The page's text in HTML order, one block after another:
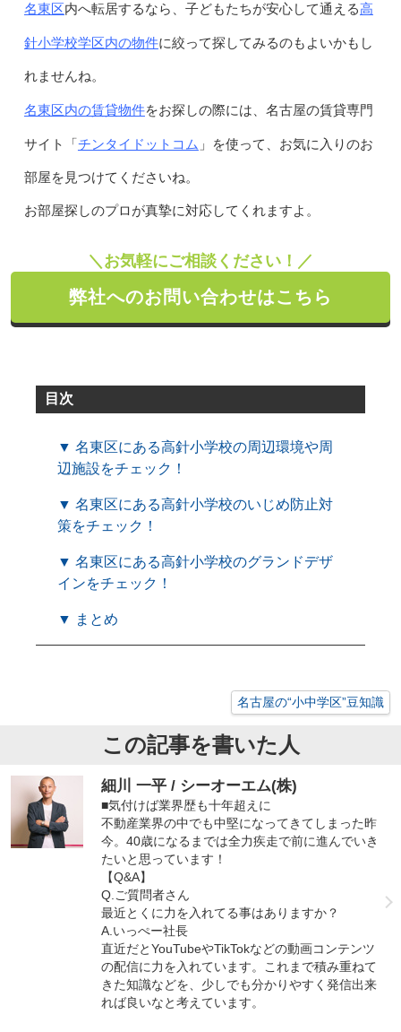
名東区内へ転居するなら、子どもたちが安心して通える高
針小学校学区内の物件に絞って探してみるのもよいかもし
れませんね。
名東区内の賃貸物件をお探しの際には、名古屋の賃貸専門
サイト「 チンタイドットコム 」を使って、お気に入りのお
部屋を見つけてくださいね。
お部屋探しのプロが真摯に対応してくれますよ。
＼お気軽にご相談ください！／
弊社へのお問い合わせはこちら
目次
▼ 名東区にある高針小学校の周辺環境や周
辺施設をチェック！
▼ 名東区にある高針小学校のいじめ防止対
策をチェック！
▼ 名東区にある高針小学校のグランドデザ
インをチェック！
▼ まとめ
名古屋の“小中学区”豆知識
この記事を書いた人
細川 一平 / シーオーエム(株)
■気付けば業界歴も十年超えに
不動産業界の中でも中堅になってきてしまった昨
今。40歳になるまでは全力疾走で前に進んでいき
たいと思っています！
【Q&A】
Q.ご質問者さん
最近とくに力を入れてる事はありますか？
A.いっぺー社長
直近だとYouTubeやTikTokなどの動画コンテンツ
の配信に力を入れています。これまで積み重ねて
きた知識などを、少しでも分かりやすく発信出来
れば良いなと考えています。